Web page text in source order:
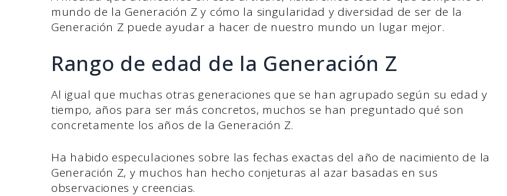
mundo de la Generación Z y cómo la singularidad y diversidad de ser de la
Generación Z puede ayudar a hacer de nuestro mundo un lugar mejor.
Rango de edad de la Generación Z
Al igual que muchas otras generaciones que se han agrupado según su edad y
tiempo, años para ser más concretos, muchos se han preguntado qué son
concretamente los años de la Generación Z.
Ha habido especulaciones sobre las fechas exactas del año de nacimiento de la
Generación Z, y muchos han hecho conjeturas al azar basadas en sus
observaciones y creencias.